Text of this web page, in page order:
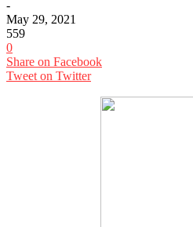
-
May 29, 2021
559
0
Share on Facebook
Tweet on Twitter